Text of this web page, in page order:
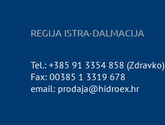
REGIJA ISTRA-DALMACIJA
Tel.: +385 91 3354 858 (Zdravko)
Fax: 00385 1 3319 678
email: prodaja@hidroex.hr